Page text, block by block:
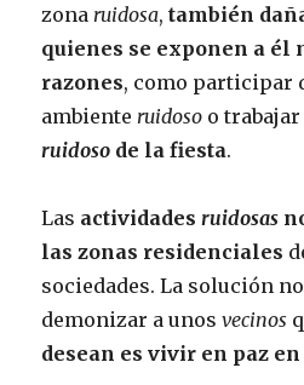
zona ruidosa,también
quienes se exponen a él
razones, como participar
ambiente ruidoso o trabajar
ruidoso de la fiesta.
Las actividades ruidosas
las zonas residenciales
sociedades. La solución
demonizar a unosvecinos
desean es vivir en paz